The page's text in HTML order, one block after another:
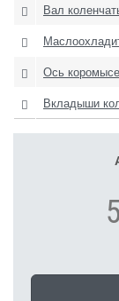
Вал
Ось
Вкладыши